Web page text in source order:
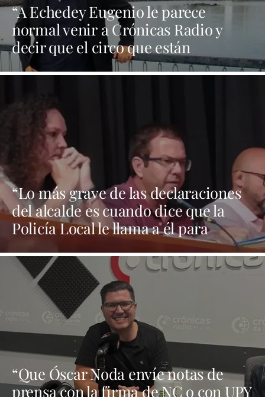
“A Echedey Eugenio le parece
normal venir a Crónicas Radio y
decir que el circo que están
montando en el solar de Ginory no
tiene contrato”
“Lo más grave de las declaraciones
del alcalde es cuando dice que la
Policía Local le llama a él para
preguntarle qué hacen en los casos
de violencia de género”
“Que Óscar Noda envíe notas de
prensa con la firma de NC o con UPY